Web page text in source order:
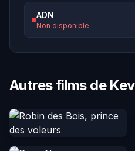
ADN
Non disponible
Autres films de